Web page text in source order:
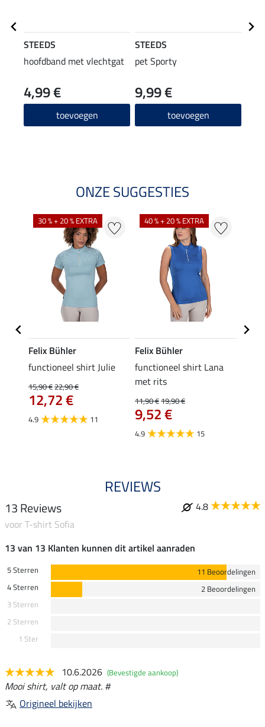
STEEDS
hoofdband met vlechtgat
4,99 €
toevoegen
STEEDS
pet Sporty
9,99 €
toevoegen
ONZE SUGGESTIES
30 % + 20 % EXTRA
Felix Bühler
functioneel shirt Julie
15,90 €22,90 €
12,72 €
4.9 11
40 % + 20 % EXTRA
Felix Bühler
functioneel shirt Lana
met rits
11,90 €19,90 €
9,52 €
4.9 15
REVIEWS
13 Reviews
4.8
voor T-shirt Sofia
13 van 13 Klanten kunnen dit artikel aanraden
5 Sterren
11 Beoordelingen
4 Sterren
2 Beoordelingen
3 Sterren
2 Sterren
1 Ster
10.6.2026 (Bevestigde aankoop)
Mooi shirt, valt op maat. #
Origineel bekijken